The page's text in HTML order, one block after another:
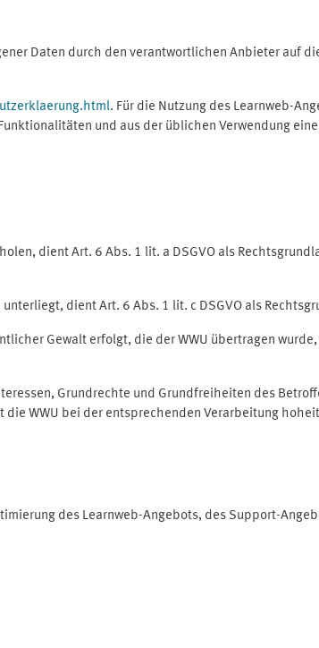
Daten durch den verantwortlichen Anbieter auf
. Für die Nutzung des Learnweb-
und aus der üblichen Verwendung
dient Art. 6 Abs. 1 lit. a DSGVO als
dient Art. 6 Abs. 1 lit. c DSGVO als
Gewalt erfolgt, die der WWU übertragen wurde,
Grundrechte und Grundfreiheiten des
WWU bei der entsprechenden Verarbeitung
des Learnweb-Angebots, des Support-